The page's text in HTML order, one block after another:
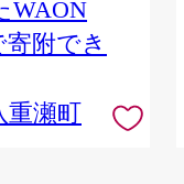
WAON
寄附でき
重瀬町